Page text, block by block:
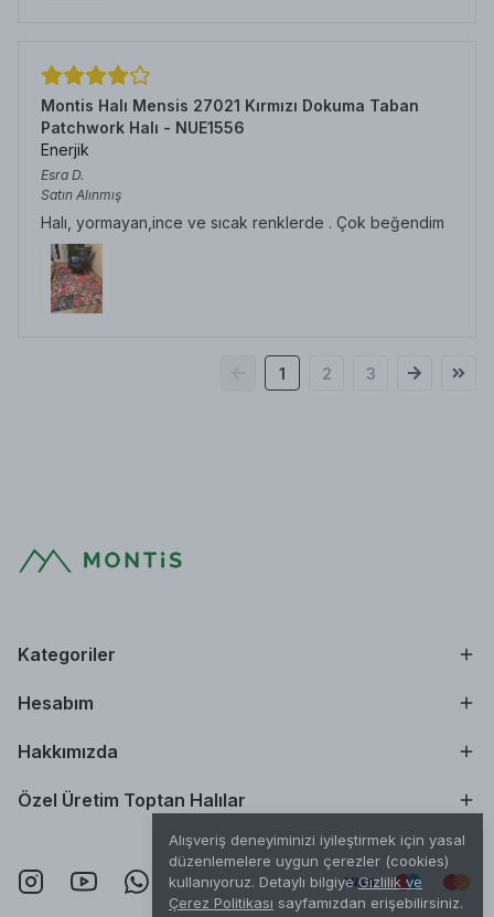
Alışveriş deneyiminizi iyileştirmek için yasal
düzenlemelere uygun çerezler (cookies)
kullanıyoruz. Detaylı bilgiyeGizlilik ve
Çerez Politikası sayfamızdan erişebilirsiniz.
Montis Halı Mensis 27021 Kırmızı Dokuma Taban
Patchwork Halı - NUE1556
Enerjik
Esra D.
Satın Alınmış
Halı, yormayan,ince ve sıcak renklerde . Çok beğendim
1 2 3
Kategoriler
Hesabım
Hakkımızda
Özel Üretim Toptan Halılar